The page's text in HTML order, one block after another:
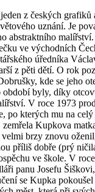
z českých grafiků
uznání. Je
abstraktního
ve východních
úředníka
z pěti dětí. O rok
kde se jeho
byly, díky
V roce 1973
po kterých mu na
Kupkova
velmi brzy znovu
příliš dobře (prý
ve škole. V
panu Josefu
se Kupka